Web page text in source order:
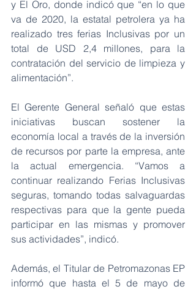
y El Oro, donde indicó que “en lo que
va de 2020, la estatal petrolera ya ha
realizado tres ferias Inclusivas por un
total de USD 2,4 millones, para la
contratación del servicio de limpieza y
alimentación”.
El Gerente General señaló que estas
iniciativas buscan sostener la
economía local a través de la inversión
de recursos por parte la empresa, ante
la actual emergencia. “Vamos a
continuar realizando Ferias Inclusivas
seguras, tomando todas salvaguardas
respectivas para que la gente pueda
participar en las mismas y promover
sus actividades”, indicó.
Además, el Titular de Petromazonas EP
informó que hasta el 5 de mayo de